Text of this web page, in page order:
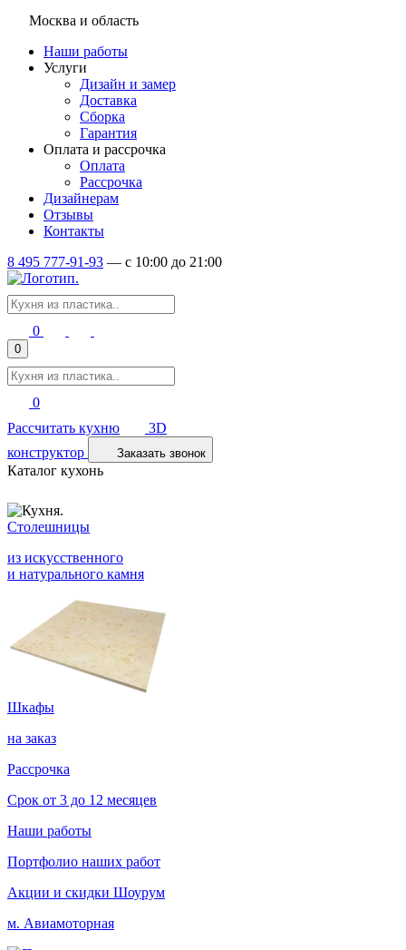
Москва и область
Наши работы
Услуги
Дизайн и замер
Доставка
Сборка
Гарантия
Оплата и рассрочка
Оплата
Рассрочка
Дизайнерам
Отзывы
Контакты
8 495 777-91-93 — c 10:00 до 21:00
0
0
0
Рассчитать кухню
3D
конструктор
Заказать звонок
Каталог кухонь
Столешницы
из искусственного
и натурального камня
Шкафы
на заказ
Рассрочка
Срок от 3 до 12 месяцев
Наши работы
Портфолио наших работ
Акции и скидки Шоурум
м. Авиамоторная